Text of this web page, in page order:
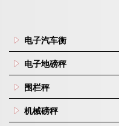
电子汽车衡
电子地磅秤
围栏秤
机械磅秤